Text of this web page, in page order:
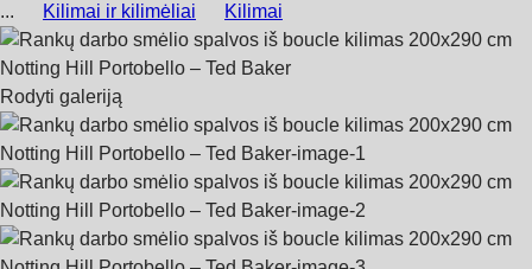
... Kilimai ir kilimėliai Kilimai
Rodyti galeriją